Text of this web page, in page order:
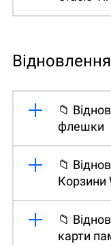
📁
флешки
📁
Корзини
📁
карти